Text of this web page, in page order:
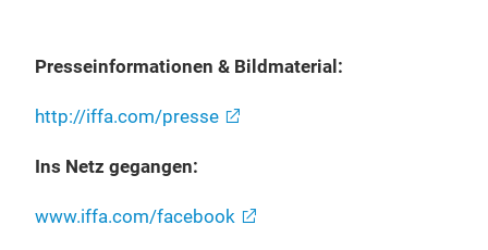
Presseinformationen & Bildmaterial:
http://iffa.com/presse
Ins Netz gegangen:
www.iffa.com/facebook